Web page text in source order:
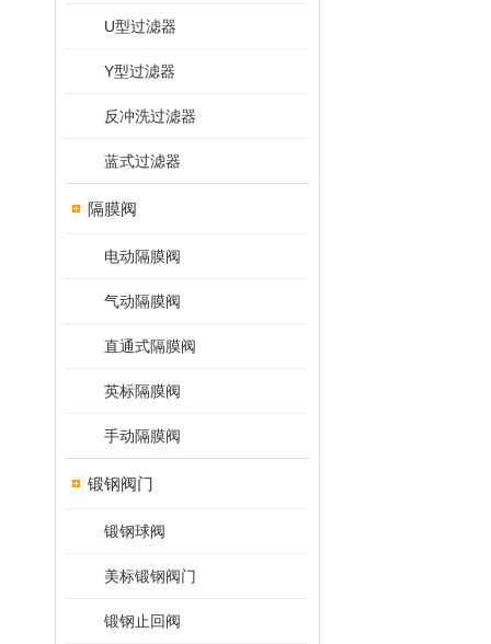
U型过滤器
Y型过滤器
反冲洗过滤器
蓝式过滤器
隔膜阀
电动隔膜阀
气动隔膜阀
直通式隔膜阀
英标隔膜阀
手动隔膜阀
锻钢阀门
锻钢球阀
美标锻钢阀门
锻钢止回阀